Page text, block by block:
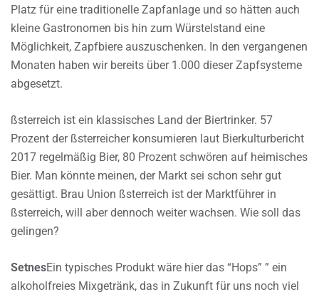
Platz für eine traditionelle Zapfanlage und so hätten auch
kleine Gastronomen bis hin zum Würstelstand eine
Möglichkeit, Zapfbiere auszuschenken. In den vergangenen
Monaten haben wir bereits über 1.000 dieser Zapfsysteme
abgesetzt.
ßsterreich ist ein klassisches Land der Biertrinker. 57
Prozent der ßsterreicher konsumieren laut Bierkulturbericht
2017 regelmäßig Bier, 80 Prozent schwören auf heimisches
Bier. Man könnte meinen, der Markt sei schon sehr gut
gesättigt. Brau Union ßsterreich ist der Marktführer in
ßsterreich, will aber dennoch weiter wachsen. Wie soll das
gelingen?
SetnesEin typisches Produkt wäre hier das “Hops” ” ein
alkoholfreies Mixgetränk, das in Zukunft für uns noch viel